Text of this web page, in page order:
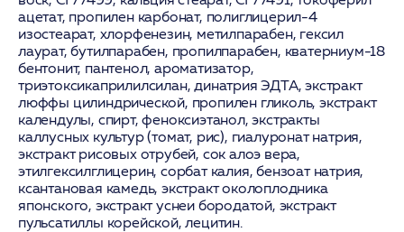
ацетат, пропилен карбонат, полиглицерил-4
изостеарат, хлорфенезин, метилпарабен, гексил
лаурат, бутилпарабен, пропилпарабен, кватерниум-18
бентонит, пантенол, ароматизатор,
триэтоксикаприлилсилан, динатрия ЭДТА, экстракт
люффы цилиндрической, пропилен гликоль, экстракт
календулы, спирт, феноксиэтанол,экстракты
каллусных культур (томат, рис), гиалуронат натрия,
экстракт рисовых отрубей, сок алоэ вера,
этилгексилглицерин, сорбат калия, бензоат натрия,
ксантановая камедь, экстракт околоплодника
японского, экстракт уснеи бородатой, экстракт
пульсатиллы корейской, лецитин.